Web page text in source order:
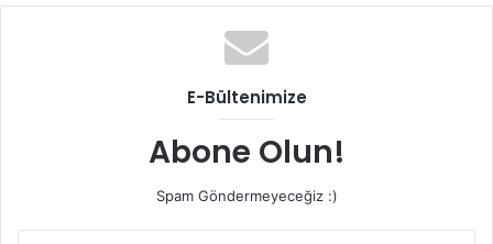
E-Bültenimize
Abone Olun!
Spam Göndermeyeceğiz :)